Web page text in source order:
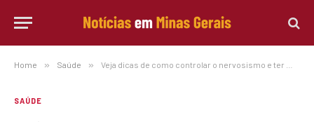
Home » Saúde » Veja dicas de como controlar o nervosismo e ter mais calma no dia a dia
SAÚDE